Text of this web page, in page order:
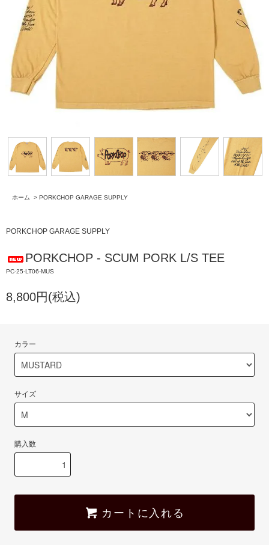
ホーム > PORKCHOP GARAGE SUPPLY
PORKCHOP GARAGE SUPPLY
PORKCHOP - SCUM PORK L/S TEE
PC-25-LT06-MUS
8,800円(税込)
カラー
サイズ
購入数
カートに入れる